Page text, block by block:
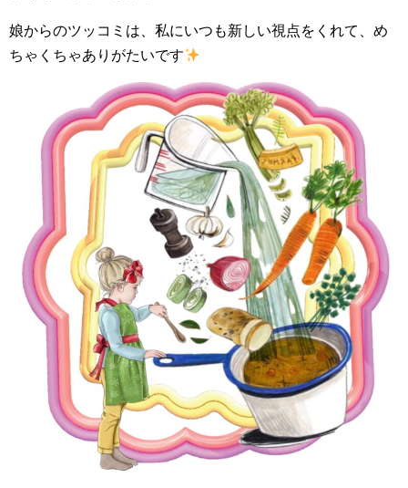
娘からのツッコミは、私にいつも新しい視点をくれて、め
ちゃくちゃありがたいです